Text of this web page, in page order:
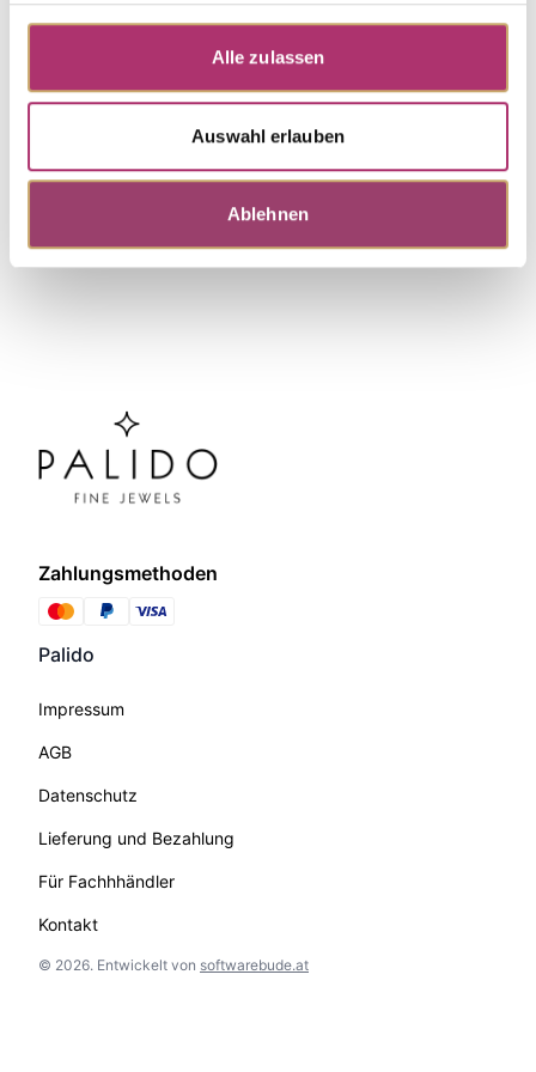
Alle zulassen
Auswahl erlauben
Ablehnen
Brillant 0,20ct H/SI
Zahlungsmethoden
Palido
Impressum
AGB
Datenschutz
Lieferung und Bezahlung
Für Fachhhändler
Kontakt
© 2026. Entwickelt von softwarebude.at